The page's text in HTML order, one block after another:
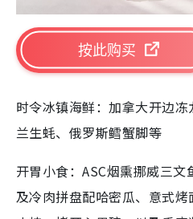
按此购买
时令冰镇海鲜：加拿大开边
兰生蚝、俄罗斯鳕蟹脚等
开胃小食：ASC烟熏挪威三
及冷肉拼盘配哈密瓜、意式